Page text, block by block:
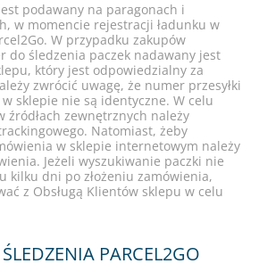
podawany na paragonach i
w momencie rejestracji ładunku w
W przypadku zakupów
do śledzenia paczek nadawany jest
który jest odpowiedzialny za
zwrócić uwagę, że numer przesyłki
sklepie nie są identyczne. W celu
źródłach zewnętrznych należy
Natomiast, żeby
w sklepie internetowym należy
Jeżeli wyszukiwanie paczki nie
kilku dni po złożeniu zamówienia,
z Obsługą Klientów sklepu w celu
PARCEL2GO